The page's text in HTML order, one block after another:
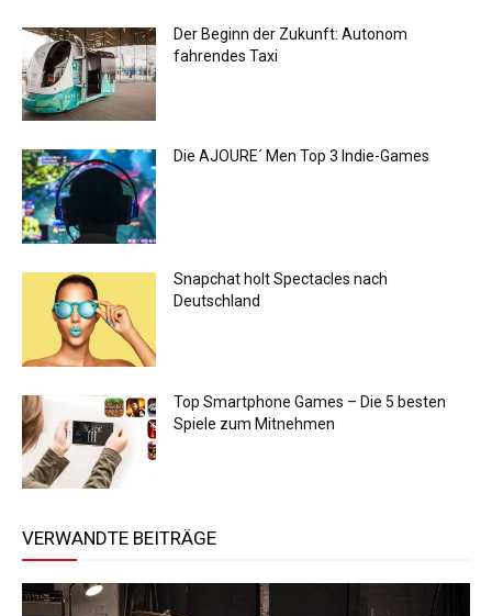
Der Beginn der Zukunft: Autonom
fahrendes Taxi
Die AJOURE´ Men Top 3 Indie-Games
Snapchat holt Spectacles nach
Deutschland
Top Smartphone Games – Die 5 besten
Spiele zum Mitnehmen
VERWANDTE BEITRÄGE